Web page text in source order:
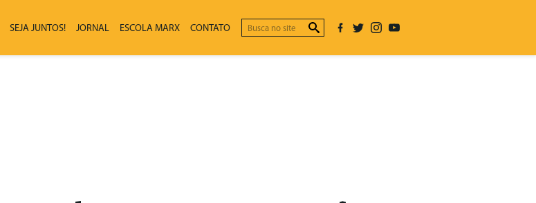
SEJA JUNTOS! JORNAL ESCOLA MARX CONTATO